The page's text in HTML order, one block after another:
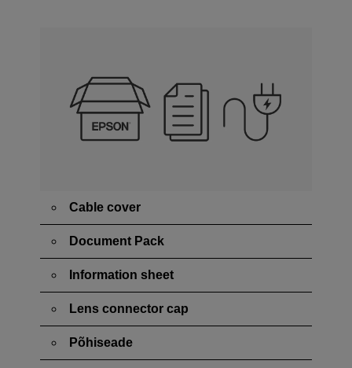
Cable cover
Document Pack
Information sheet
Lens connector cap
Põhiseade